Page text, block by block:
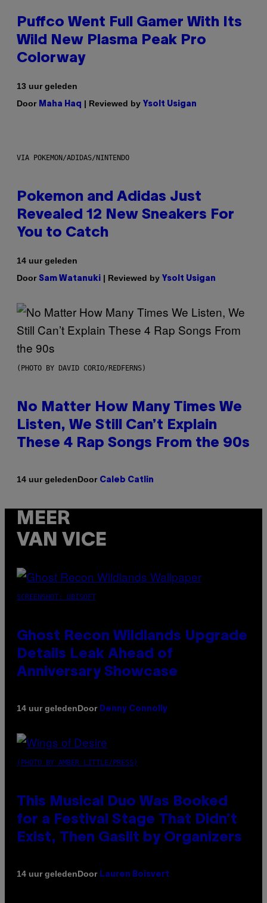
Puffco Went Full Gamer With Its
Wild New Plasma Peak Pro
Colorway
13 uur geleden
Door Maha Haq | Reviewed by Ysolt Usigan
VIA POKEMON/ADIDAS/NINTENDO
Pokemon and Adidas Just
Revealed 12 New Sneakers For
You to Catch
14 uur geleden
Door Sam Watanuki | Reviewed by Ysolt Usigan
(PHOTO BY DAVID CORIO/REDFERNS)
No Matter How Many Times We
Listen, We Still Can’t Explain
These 4 Rap Songs From the 90s
14 uur geledenDoor Caleb Catlin
MEER
VAN VICE
SCREENSHOT: UBISOFT
Ghost Recon Wildlands Upgrade
Details Leak Ahead of
Anniversary Showcase
14 uur geledenDoor Denny Connolly
(PHOTO BY AMBER LITTLE/PRESS)
This Musical Duo Was Booked
for a Festival Stage That Didn’t
Exist, Then Gaslit by Organizers
14 uur geledenDoor Lauren Boisvert